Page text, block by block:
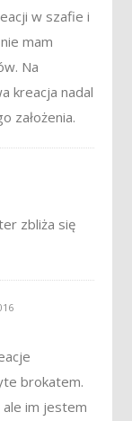
w szafie i
mam
Na
kreacja nadal
założenia.
zbliża się
brokatem.
ale im jestem